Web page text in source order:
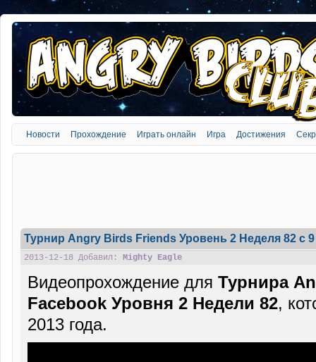
Новости Прохождение Играть онлайн Игра Достижения
Турнир Angry Birds Friends Уровень 2 Неделя 82 c 9
2013-12-18 Добавил: Mighty Eagle
Видеопрохождение для Турнира
Facebook Уровня 2 Недели 82,
2013 года.